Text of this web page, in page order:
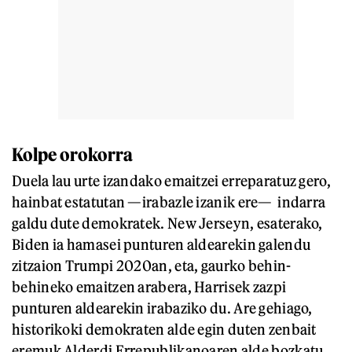
Kolpe orokorra
Duela lau urte izandako emaitzei erreparatuz gero,
hainbat estatutan —irabazle izanik ere— indarra
galdu dute demokratek. New Jerseyn, esaterako,
Biden ia hamasei punturen aldearekin galendu
zitzaion Trumpi 2020an, eta, gaurko behin-
behineko emaitzen arabera, Harrisek zazpi
punturen aldearekin irabaziko du. Are gehiago,
historikoki demokraten alde egin duten zenbait